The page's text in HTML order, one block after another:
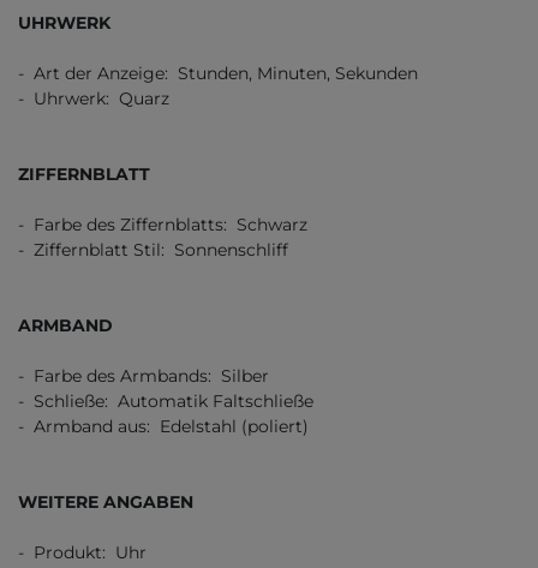
UHRWERK
- Art der Anzeige: Stunden, Minuten, Sekunden
- Uhrwerk: Quarz
ZIFFERNBLATT
- Farbe des Ziffernblatts: Schwarz
- Ziffernblatt Stil: Sonnenschliff
ARMBAND
- Farbe des Armbands: Silber
- Schließe: Automatik Faltschließe
- Armband aus: Edelstahl (poliert)
WEITERE ANGABEN
- Produkt: Uhr